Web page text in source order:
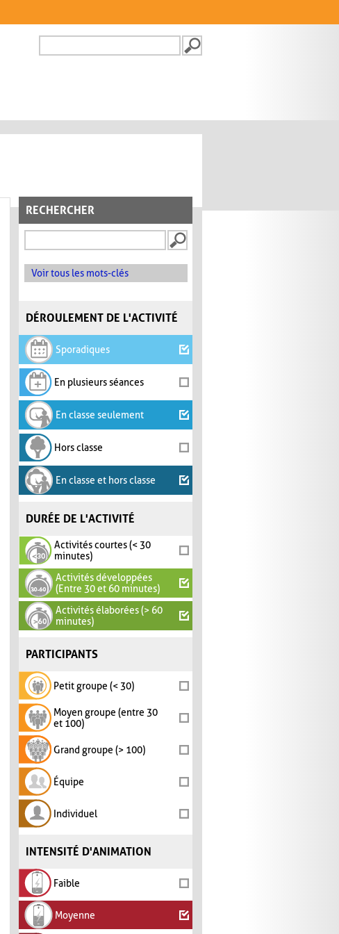
FORMULAIRE DE
RECHERCHER
Voir tous les mots-clés
DÉROULEMENT DE L'ACTIVITÉ
Sporadiques
En plusieurs séances
En classe seulement
Hors classe
En classe et hors classe
DURÉE DE L'ACTIVITÉ
Activités courtes (< 30
minutes)
Activités développées
(Entre 30 et 60 minutes)
Activités élaborées (> 60
minutes)
PARTICIPANTS
Petit groupe (< 30)
Moyen groupe (entre 30
et 100)
Grand groupe (> 100)
Équipe
Individuel
INTENSITÉ D'ANIMATION
Faible
Moyenne